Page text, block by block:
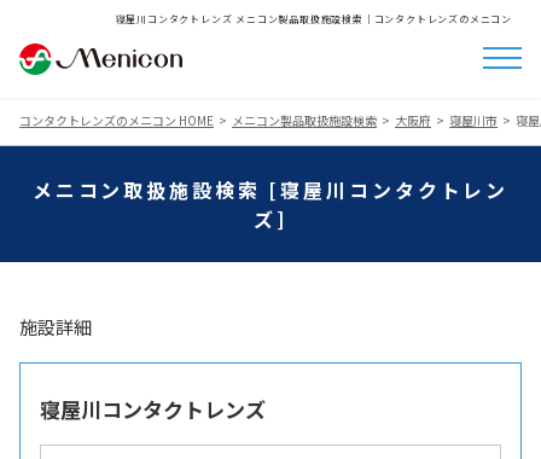
寝屋川コンタクトレンズ メニコン製品取扱施設検索│コンタクトレンズのメニコン
コンタクトレンズのメニコン HOME メニコン製品取扱施設検索 大阪府 寝屋川市 寝
メニコン取扱施設検索 [寝屋川コンタクトレン
ズ]
施設詳細
寝屋川コンタクトレンズ